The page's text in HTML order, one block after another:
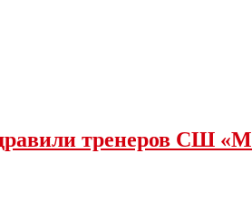
тренеров СШ